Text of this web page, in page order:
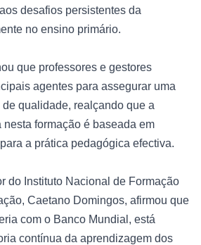
desafios persistentes da
no ensino primário.
que professores e gestores
agentes para assegurar uma
qualidade, realçando que a
formação é baseada em
a prática pedagógica efectiva.
do Instituto Nacional de Formação
Caetano Domingos, afirmou que
com o Banco Mundial, está
contínua da aprendizagem dos